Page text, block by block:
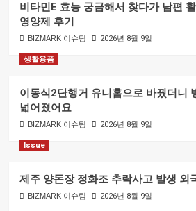
비타민E 효능 궁금해서 찾다가 남편
영양제 후기
BIZMARK 이슈팀 2026년 8월 9일
생활용품
이동식2단행거 유니홈으로 바꿨더니
넓어졌어요
BIZMARK 이슈팀 2026년 8월 9일
Issue
제주 양돈장 정화조 추락사고 발생 외
BIZMARK 이슈팀 2026년 8월 9일